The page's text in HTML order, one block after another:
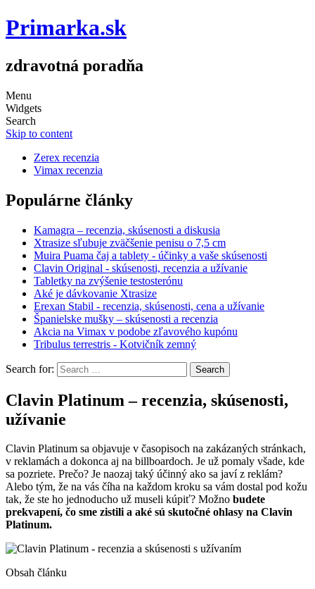
Primarka.sk
zdravotná poradňa
Menu
Widgets
Search
Skip to content
Zerex recenzia
Vimax recenzia
Populárne články
Kamagra – recenzia, skúsenosti a diskusia
Xtrasize sľubuje zväčšenie penisu o 7,5 cm
Muira Puama čaj a tablety - účinky a vaše skúsenosti
Clavin Original - skúsenosti, recenzia a užívanie
Tabletky na zvýšenie testosterónu
Aké je dávkovanie Xtrasize
Erexan Stabil - recenzia, skúsenosti, cena a užívanie
Španielske mušky – skúsenosti a recenzia
Akcia na Vimax v podobe zľavového kupónu
Tribulus terrestris - Kotvičník zemný
Search for:
Clavin Platinum – recenzia, skúsenosti,
užívanie
Clavin Platinum sa objavuje v časopisoch na zakázaných stránkach,
v reklamách a dokonca aj na billboardoch. Je už pomaly všade, kde
sa pozriete. Prečo? Je naozaj taký účinný ako sa javí z reklám?
Alebo tým, že na vás číha na každom kroku sa vám dostal pod kožu
tak, že ste ho jednoducho už museli kúpiť? Možno budete
prekvapení, čo sme zistili a aké sú skutočné ohlasy na Clavin
Platinum.
Obsah článku